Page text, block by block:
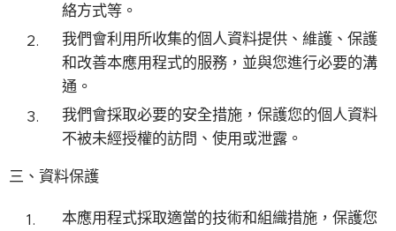
絡方式等。
我們會利用所收集的個人資料提供、維護、保護
和改善本應用程式的服務，並與您進行必要的溝
通。
我們會採取必要的安全措施，保護您的個人資料
不被未經授權的訪問、使用或泄露。
三、資料保護
本應用程式採取適當的技術和組織措施，保護您